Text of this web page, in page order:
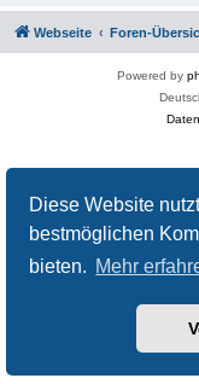
Diese Website
bestmöglichen
bieten. Mehr
Webseite Foren-
Powered by